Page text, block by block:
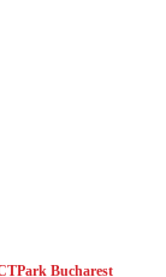
Bucharest